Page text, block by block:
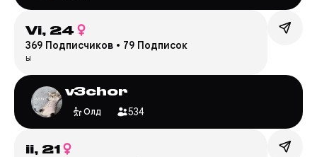
Vi, 24
369 Подписчиков • 79 Подписок
ы
v3chor
Олд 534
ii, 21